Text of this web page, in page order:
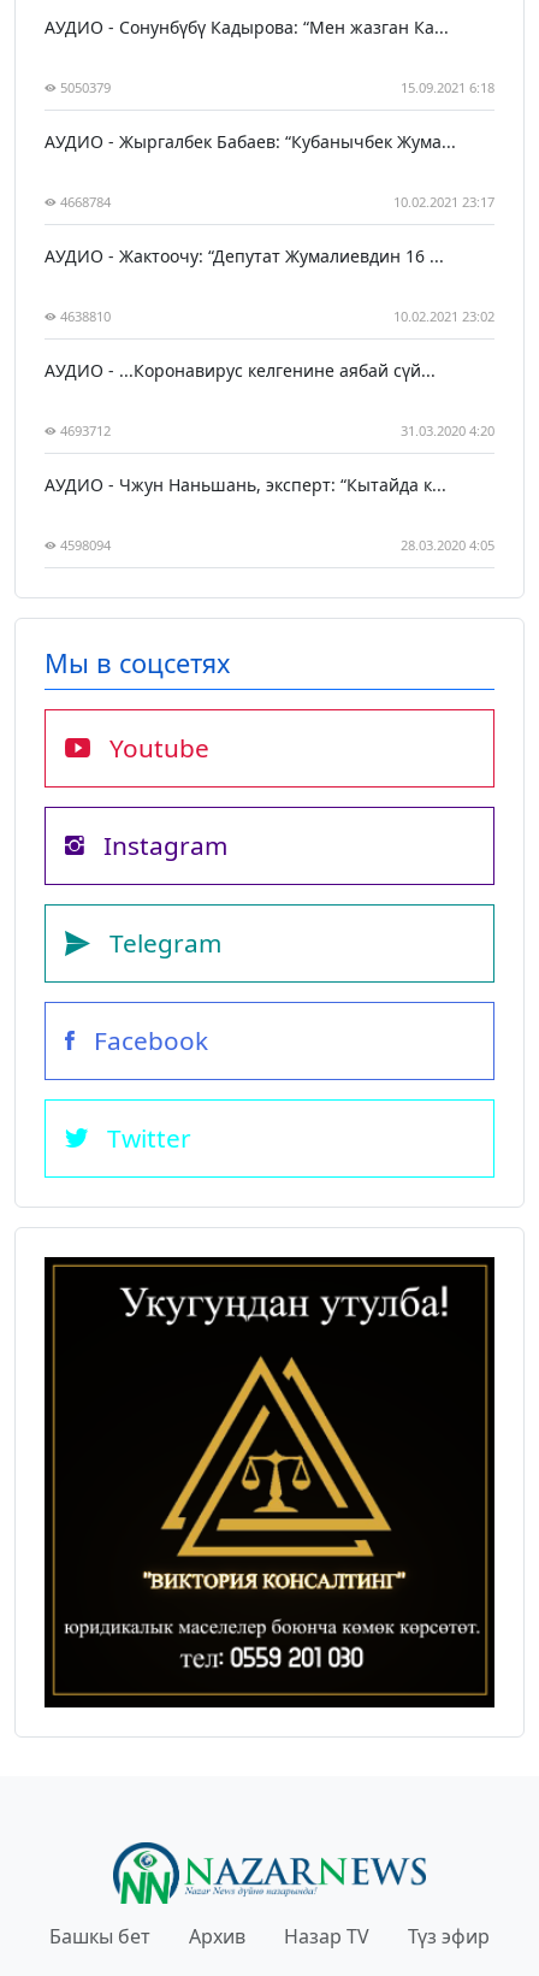
АУДИО - Сонунбүбү Кадырова: “Мен жазган Ка...
5050379 15.09.2021 6:18
АУДИО - Жыргалбек Бабаев: “Кубанычбек Жума...
4668784 10.02.2021 23:17
АУДИО - Жактоочу: “Депутат Жумалиевдин 16 ...
4638810 10.02.2021 23:02
АУДИО - ...Коронавирус келгенине аябай сүй...
4693712 31.03.2020 4:20
АУДИО - Чжун Наньшань, эксперт: “Кытайда к...
4598094 28.03.2020 4:05
Мы в соцсетях
Youtube
Instagram
Telegram
Facebook
Twitter
Башкы бет Архив Назар TV Түз эфир